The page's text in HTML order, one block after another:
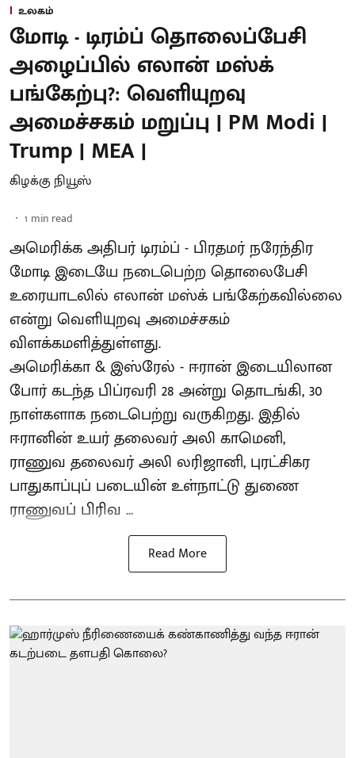
உலகம்
மோடி - டிரம்ப் தொலைப்பேசி
அழைப்பில் எலான் மஸ்க்
பங்கேற்பு?: வெளியுறவு
அமைச்சகம் மறுப்பு | PM Modi |
Trump | MEA |
கிழக்கு நியூஸ்
1 min read
அமெரிக்க அதிபர் டிரம்ப் - பிரதமர் நரேந்திர
மோடி இடையே நடைபெற்ற தொலைபேசி
உரையாடலில் எலான் மஸ்க் பங்கேற்கவில்லை
என்று வெளியுறவு அமைச்சகம்
விளக்கமளித்துள்ளது.
அமெரிக்கா & இஸ்ரேல் - ஈரான் இடையிலான
போர் கடந்த பிப்ரவரி 28 அன்று தொடங்கி, 30
நாள்களாக நடைபெற்று வருகிறது. இதில்
ஈரானின் உயர் தலைவர் அலி காமெனி,
ராணுவ தலைவர் அலி லரிஜானி, புரட்சிகர
பாதுகாப்புப் படையின் உள்நாட்டு துணை
ராணுவப் பிரிவ ...
Read More